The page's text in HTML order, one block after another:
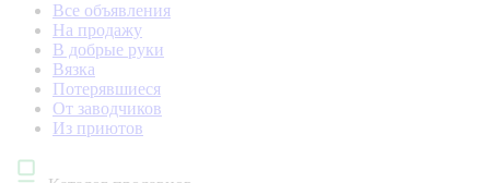
Все объявления
На продажу
В добрые руки
Вязка
Потерявшиеся
От заводчиков
Из приютов